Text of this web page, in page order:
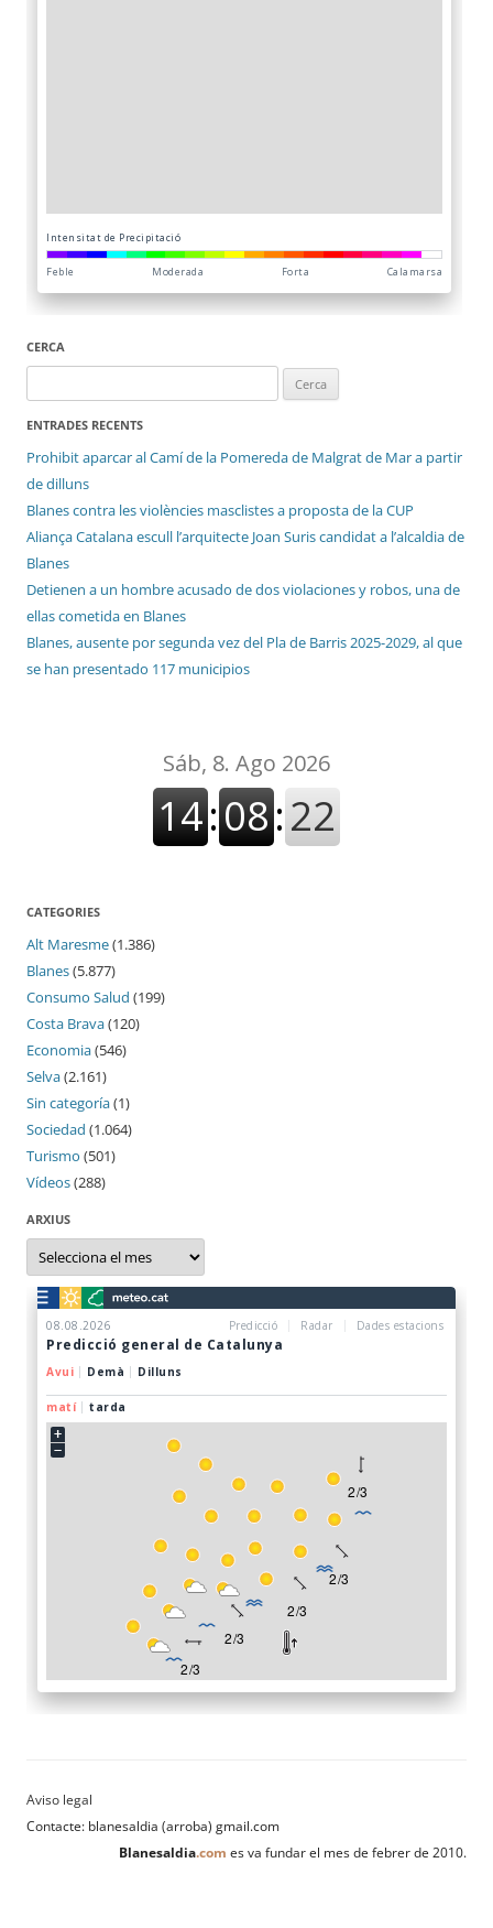
CERCA
ENTRADES RECENTS
Prohibit aparcar al Camí de la Pomereda de Malgrat de Mar a partir
de dilluns
Blanes contra les violències masclistes a proposta de la CUP
Aliança Catalana escull l’arquitecte Joan Suris candidat a l’alcaldia de
Blanes
Detienen a un hombre acusado de dos violaciones y robos, una de
ellas cometida en Blanes
Blanes, ausente por segunda vez del Pla de Barris 2025-2029, al que
se han presentado 117 municipios
CATEGORIES
Alt Maresme(1.386)
Blanes(5.877)
Consumo Salud (199)
Costa Brava(120)
Economia(546)
Selva(2.161)
Sin categoría(1)
Sociedad (1.064)
Turismo (501)
Vídeos(288)
ARXIUS
Arxius
Contacte: blanesaldia (arroba) gmail.com
Blanesaldia.com es va fundar el mes de febrer de 2010.